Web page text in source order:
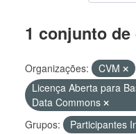
1 conjunto
Organizações: CVM
Licença Aberta para
Data Commons
Grupos:
Participantes